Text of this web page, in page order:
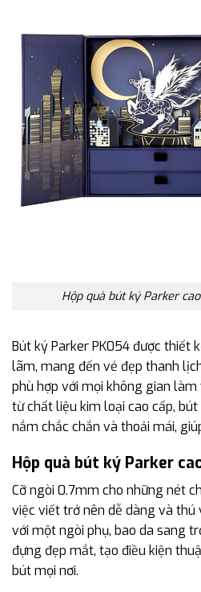
Hộp quà bút ký Parker
Bút ký Parker PK054 được thiết
lãm, mang đến vẻ đẹp thanh
phù hợp với mọi không gian
từ chất liệu kim loại cao cấp,
nắm chắc chắn và thoải mái,
Hộp quà bút ký Parker
Cỡ ngòi 0.7mm cho những nét
việc viết trở nên dễ dàng và thú
với một ngòi phụ, bao da sang
đựng đẹp mắt, tạo điều kiện
bút mọi nơi.